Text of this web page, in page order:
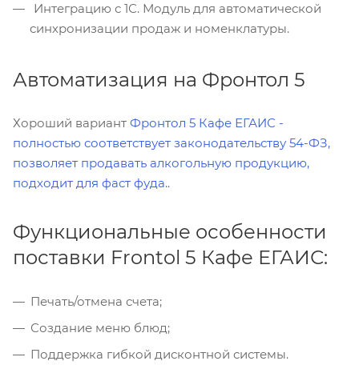
Интеграцию с 1С. Модуль для автоматической
синхронизации продаж и номенклатуры.
Автоматизация на Фронтол 5
Хороший вариант Фронтол 5 Кафе ЕГАИС -
полностью соответствует законодательству 54-ФЗ,
позволяет продавать алкогольную продукцию,
подходит для фаст фуда..
Функциональные особенности
поставки Frontol 5 Кафе ЕГАИС:
Печать/отмена счета;
Создание меню блюд;
Поддержка гибкой дисконтной системы.